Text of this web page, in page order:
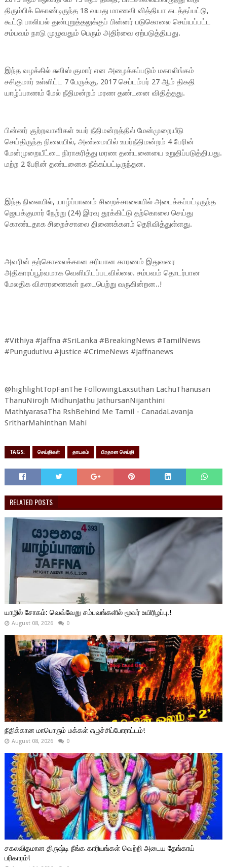
திரும்பிக் கொண்டிருந்த 18 வயது மாணவி வித்தியா கடத்தப்பட்டு,
கூட்டு பாலியல் துன்புறுத்தலுக்குப் பின்னர் படுகொலை செய்யப்பட்ட
சம்பவம் நாடு முழுவதும் பெரும் அதிர்வை ஏற்படுத்தியது.
இந்த வழக்கில் சுவிஸ் குமார் என அழைக்கப்படும் மகாலிங்கம்
சசிகுமார் உள்ளிட்ட 7 பேருக்கு, 2017 செப்டம்பர் 27 ஆம் திகதி
யாழ்ப்பாணம் மேல் நீதிமன்றம் மரண தண்டனை விதித்தது.
பின்னர் குற்றவாளிகள் உயர் நீதிமன்றத்தில் மேன்முறையீடு
செய்திருந்த நிலையில், அண்மையில் உயர்நீதிமன்றம் 4 பேரின்
மேன்முறையீட்டை நிராகரித்து மரண தண்டனையை உறுதிப்படுத்தியது.
மற்ற 2 பேரின் தண்டனைக நீக்கப்பட்டிருந்தன.
இந்த நிலையில், யாழ்ப்பாணம் சிறைச்சாலையில் அடைக்கப்பட்டிருந்த
ஜெயக்குமார் நேற்று (24) இரவு தூக்கிட்டு தற்கொலை செய்து
கொண்டதாக சிறைச்சாலை திணைக்களம் தெரிவித்துள்ளது.
அவரின் தற்கொலைக்கான சரியான காரணம் இதுவரை
அதிகாரப்பூர்வமாக வெளியிடப்படவில்லை. சம்பவம் தொடர்பான
மேலதிக விசாரணைகள் நடைபெற்று வருகின்றன..!
#Vithiya #Jaffna #SriLanka #BreakingNews #TamilNews
#Pungudutivu #justice #CrimeNews #jaffnanews
@highlightTopFanThe FollowingLaxsuthan LachuThanusan
ThanuNirojh MidhunJathu JathursanNijanthini
MathiyarasaTha RshBehind Me Tamil - CanadaLavanja
SritharMahinthan Mahi
TAGS: செய்திகள் தாயகம் பிரதான செய்தி
RELATED POSTS
யாழில் சோகம்: வெவ்வேறு சம்பவங்களில் மூவர் உயிரிழப்பு.!
August 08, 2026 0
நீதிக்கான மாபொரும் மக்கள் எழுச்சிப்போராட்டம்!
August 08, 2026 0
சகலவிதமான திருஷ்டி நீங்க காரியங்கள் வெற்றி அடைய தேங்காய்
பரிகாரம்!